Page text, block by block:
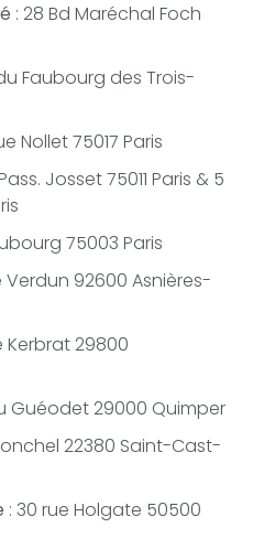
: 28 Bd Maréchal Foch
Faubourg des Trois-
Nollet 75017 Paris
Josset 75011 Paris & 5
75003 Paris
Verdun 92600 Asnières-
Kerbrat 29800
Guéodet 29000 Quimper
22380 Saint-Cast-
: 30 rue Holgate 50500